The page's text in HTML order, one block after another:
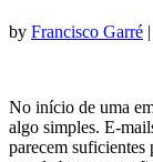
by Francisco Garré |
No início de uma
algo simples. E-
parecem